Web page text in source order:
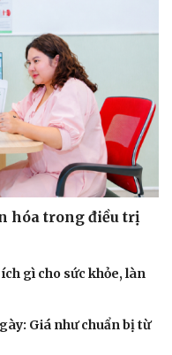
hóa trong điều trị
gì cho sức khỏe, làn
Giá như chuẩn bị từ